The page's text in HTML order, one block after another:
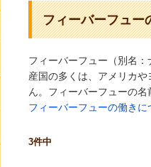
フィーバーフュー
フィーバーフュー（別名
産国の多くは、アメリカ
ん。フィーバーフューの
フィーバーフューの働きに
3件中